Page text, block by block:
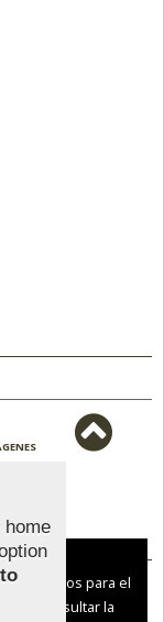
home
de terceros para el
consultar la